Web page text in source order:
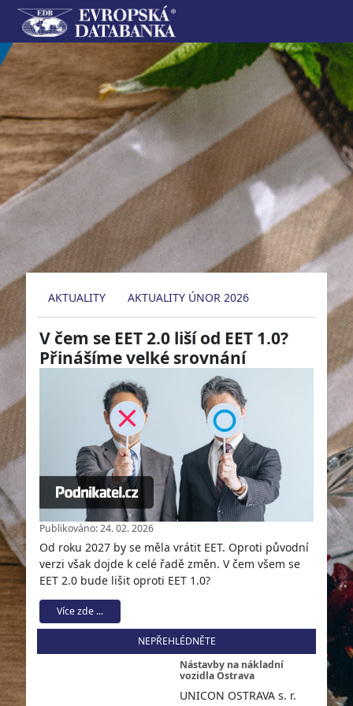
AKTUALITY AKTUALITY ÚNOR 2026
V čem se EET 2.0 liší od EET 1.0?
Přinášíme velké srovnání
Publikováno: 24. 02. 2026
Od roku 2027 by se měla vrátit EET. Oproti původní
verzi však dojde k celé řadě změn. V čem všem se
EET 2.0 bude lišit oproti EET 1.0?
Více zde ...
NEPŘEHLÉDNĚTE
Nástavby na nákladní
vozidla Ostrava
UNICON OSTRAVA s. r.